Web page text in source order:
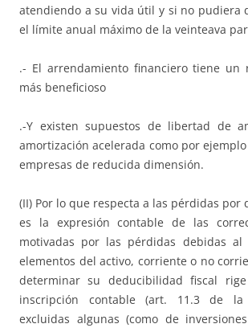
atendiendo a su vida útil y si no pudiera
el límite anual máximo de la veinteava
.- El arrendamiento financiero tiene un
más beneficioso
.-Y existen supuestos de libertad de
amortización acelerada como por
empresas de reducida dimensión.
(II) Por lo que respecta a las pérdidas por
es la expresión contable de las
motivadas por las pérdidas debidas
elementos del activo, corriente o no
determinar su deducibilidad fiscal
inscripción contable (art. 11.3 de la
excluidas algunas (como de